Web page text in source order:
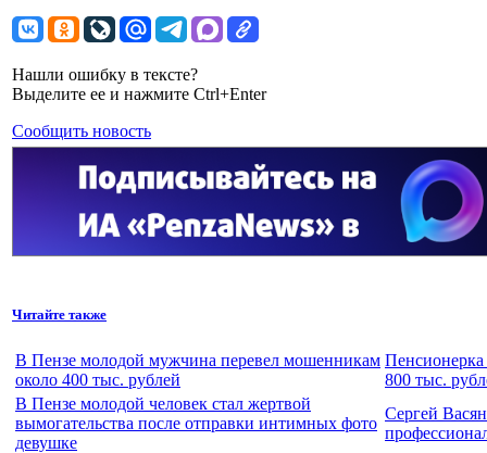
Нашли ошибку в тексте?
Выделите ее и нажмите Ctrl+Enter
Сообщить новость
Читайте также
В Пензе молодой мужчина перевел мошенникам
около 400 тыс. рублей
Пенсионерка
800 тыс.
В Пензе молодой человек стал жертвой
вымогательства после отправки интимных фото
девушке
Сергей